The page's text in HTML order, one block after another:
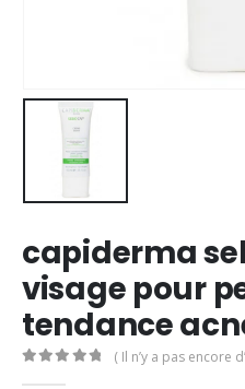
capiderma
visage pour
tendance
( Il n’y a pas encore